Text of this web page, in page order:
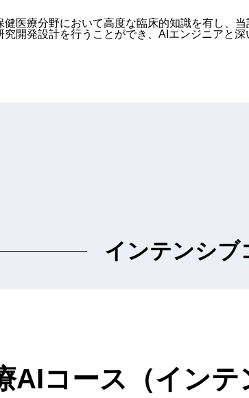
健医療分野において高度な臨床的知識を有し、
究開発設計を行うことができ、AIエンジニアと
インテンシブ
AIコース（インテ